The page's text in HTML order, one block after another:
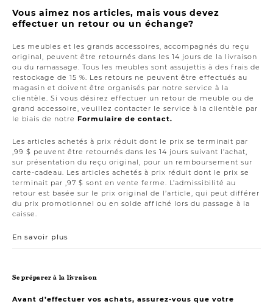
Vous aimez nos articles, mais vous devez
effectuer un retour ou un échange?
Les meubles et les grands accessoires, accompagnés du reçu
original, peuvent être retournés dans les 14 jours de la livraison
ou du ramassage. Tous les meubles sont assujettis à des frais de
restockage de 15 %. Les retours ne peuvent être effectués au
magasin et doivent être organisés par notre service à la
clientèle. Si vous désirez effectuer un retour de meuble ou de
grand accessoire, veuillez contacter le service à la clientèle par
le biais de notre Formulaire de contact.
Les articles achetés à prix réduit dont le prix se terminait par
,99 $ peuvent être retournés dans les 14 jours suivant l'achat,
sur présentation du reçu original, pour un remboursement sur
carte-cadeau. Les articles achetés à prix réduit dont le prix se
terminait par ,97 $ sont en vente ferme. L’admissibilité au
retour est basée sur le prix original de l’article, qui peut différer
du prix promotionnel ou en solde affiché lors du passage à la
caisse.
En savoir plus
Se préparer à la livraison
Avant d’effectuer vos achats, assurez-vous que votre